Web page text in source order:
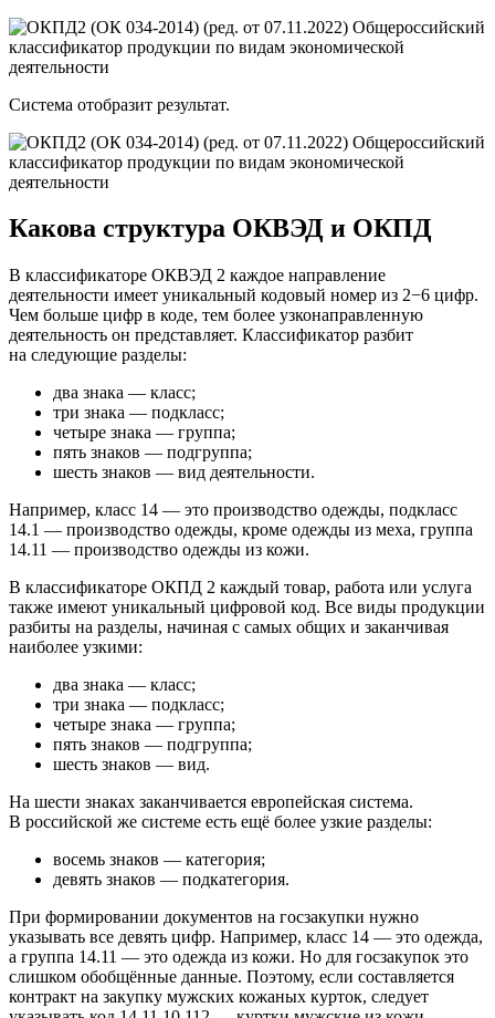
Система отобразит результат.
Какова структура ОКВЭД и ОКПД
В классификаторе ОКВЭД 2 каждое направление
деятельности имеет уникальный кодовый номер из 2−6 цифр.
Чем больше цифр в коде, тем более узконаправленную
деятельность он представляет. Классификатор разбит
на следующие разделы:
два знака — класс;
три знака — подкласс;
четыре знака — группа;
пять знаков — подгруппа;
шесть знаков — вид деятельности.
Например, класс 14 — это производство одежды, подкласс
14.1 — производство одежды, кроме одежды из меха, группа
14.11 — производство одежды из кожи.
В классификаторе ОКПД 2 каждый товар, работа или услуга
также имеют уникальный цифровой код. Все виды продукции
разбиты на разделы, начиная с самых общих и заканчивая
наиболее узкими:
два знака — класс;
три знака — подкласс;
четыре знака — группа;
пять знаков — подгруппа;
шесть знаков — вид.
На шести знаках заканчивается европейская система.
В российской же системе есть ещё более узкие разделы:
восемь знаков — категория;
девять знаков — подкатегория.
При формировании документов на госзакупки нужно
указывать все девять цифр. Например, класс 14 — это одежда,
а группа 14.11 — это одежда из кожи. Но для госзакупок это
слишком обобщённые данные. Поэтому, если составляется
контракт на закупку мужских кожаных курток, следует